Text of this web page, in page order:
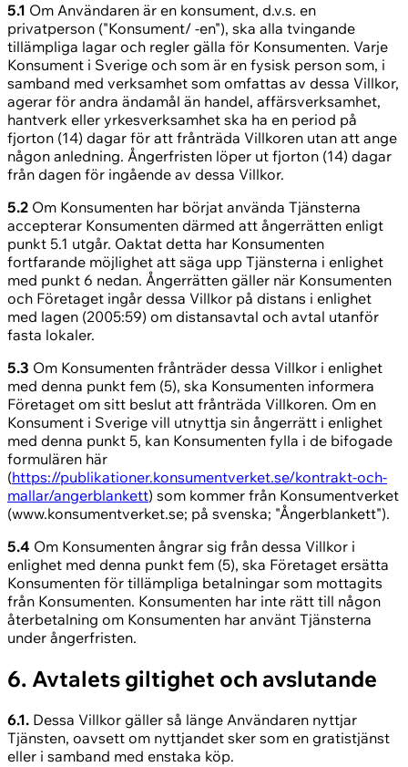
5.1 Om Användaren är en konsument, d.v.s. en
privatperson ("Konsument/ -en"), ska alla tvingande
tillämpliga lagar och regler gälla för Konsumenten. Varje
Konsument i Sverige och som är en fysisk person som, i
samband med verksamhet som omfattas av dessa Villkor,
agerar för andra ändamål än handel, affärsverksamhet,
hantverk eller yrkesverksamhet ska ha en period på
fjorton (14) dagar för att frånträda Villkoren utan att ange
någon anledning. Ångerfristen löper ut fjorton (14) dagar
från dagen för ingående av dessa Villkor.
5.2 Om Konsumenten har börjat använda Tjänsterna
accepterar Konsumenten därmed att ångerrätten enligt
punkt 5.1 utgår. Oaktat detta har Konsumenten
fortfarande möjlighet att säga upp Tjänsterna i enlighet
med punkt 6 nedan. Ångerrätten gäller när Konsumenten
och Företaget ingår dessa Villkor på distans i enlighet
med lagen (2005:59) om distansavtal och avtal utanför
fasta lokaler.
5.3 Om Konsumenten frånträder dessa Villkor i enlighet
med denna punkt fem (5), ska Konsumenten informera
Företaget om sitt beslut att frånträda Villkoren. Om en
Konsument i Sverige vill utnyttja sin ångerrätt i enlighet
med denna punkt 5, kan Konsumenten fylla i de bifogade
formulären här
(https://publikationer.konsumentverket.se/kontrakt-och-
mallar/angerblankett) som kommer från Konsumentverket
(www.konsumentverket.se; på svenska; "Ångerblankett").
5.4 Om Konsumenten ångrar sig från dessa Villkor i
enlighet med denna punkt fem (5), ska Företaget ersätta
Konsumenten för tillämpliga betalningar som mottagits
från Konsumenten. Konsumenten har inte rätt till någon
återbetalning om Konsumenten har använt Tjänsterna
under ångerfristen.
6. Avtalets giltighet och avslutande
6.1. Dessa Villkor gäller så länge Användaren nyttjar
Tjänsten, oavsett om nyttjandet sker som en gratistjänst
eller i samband med enstaka köp.